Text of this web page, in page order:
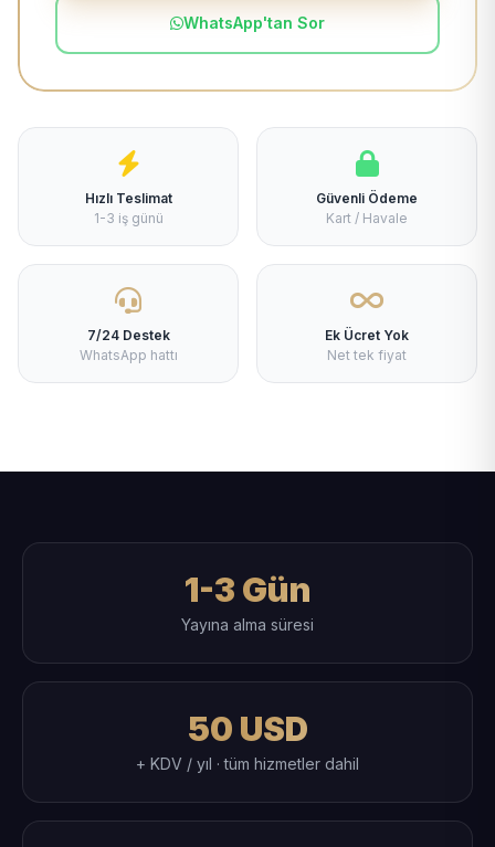
WhatsApp'tan Sor
Hızlı Teslimat
1-3 iş günü
Güvenli Ödeme
Kart / Havale
7/24 Destek
WhatsApp hattı
Ek Ücret Yok
Net tek fiyat
1-3 Gün
Yayına alma süresi
50 USD
+ KDV / yıl · tüm hizmetler dahil